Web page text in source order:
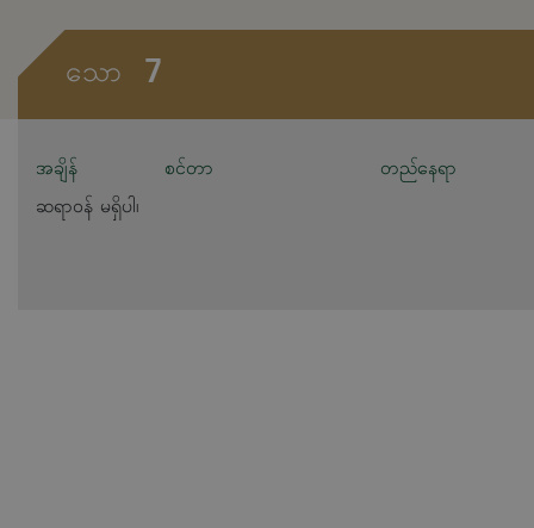
သော 7
အချိန် စင်တာ
တည်နေရာ
ဆရာဝန် မရှိပါ၊